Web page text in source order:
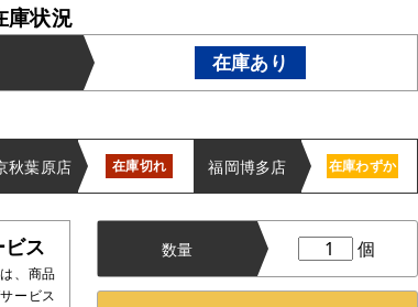
庫状況
在庫あり
秋葉原店 在庫切れ 福岡博多店 在庫わずか
ス
、商品
ービス
数量 個